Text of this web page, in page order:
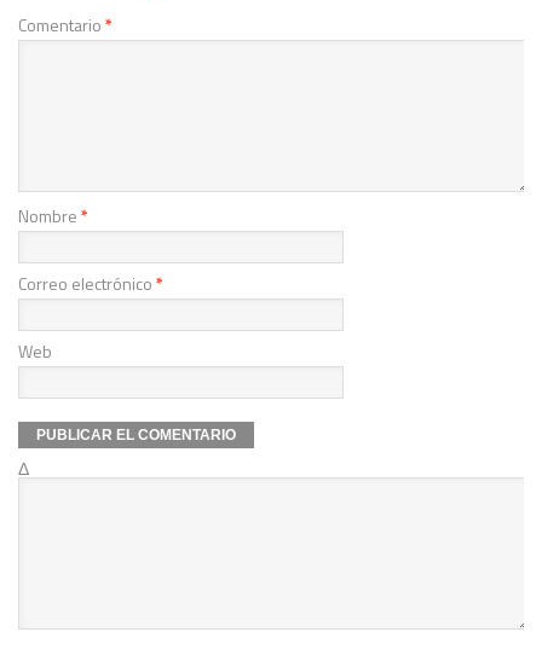
Comentario*
Nombre*
Correo electrónico*
Web
Δ